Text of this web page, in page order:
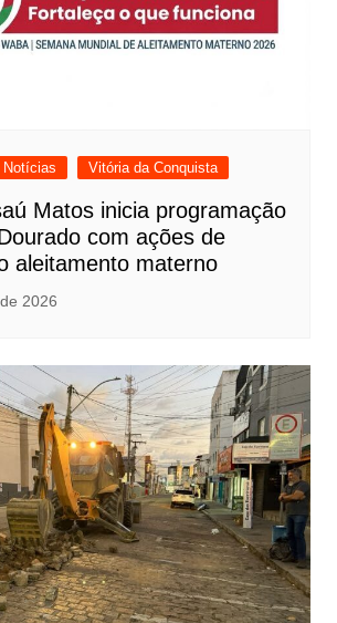
Notícias Vitória da Conquista
Matos inicia programação
com ações de
aleitamento materno
2026